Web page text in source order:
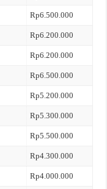
Rp6.500.000
Rp6.200.000
Rp6.200.000
Rp6.500.000
Rp5.200.000
Rp5.300.000
Rp5.500.000
Rp4.300.000
Rp4.000.000